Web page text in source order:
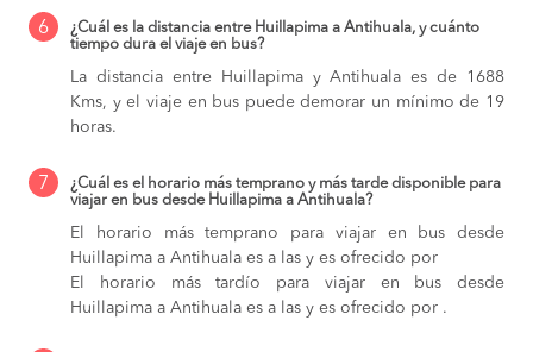
6
¿Cuál es la distancia entre Huillapima a Antihuala, y cuánto
tiempo dura el viaje en bus?
La distancia entre Huillapima y Antihuala es de 1688
Kms, y el viaje en bus puede demorar un mínimo de 19
horas.
7
¿Cuál es el horario más temprano y más tarde disponible para
viajar en bus desde Huillapima a Antihuala?
El horario más temprano para viajar en bus desde
Huillapima a Antihuala es a las y es ofrecido por
El horario más tardío para viajar en bus desde
Huillapima a Antihuala es a las y es ofrecido por .